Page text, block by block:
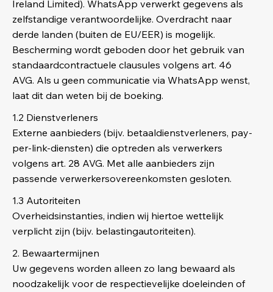
Ireland Limited). WhatsApp verwerkt gegevens als
zelfstandige verantwoordelijke. Overdracht naar
derde landen (buiten de EU/EER) is mogelijk.
Bescherming wordt geboden door het gebruik van
standaardcontractuele clausules volgens art. 46
AVG. Als u geen communicatie via WhatsApp wenst,
laat dit dan weten bij de boeking.
1.2 Dienstverleners
Externe aanbieders (bijv. betaaldienstverleners, pay-
per-link-diensten) die optreden als verwerkers
volgens art. 28 AVG. Met alle aanbieders zijn
passende verwerkersovereenkomsten gesloten.
1.3 Autoriteiten
Overheidsinstanties, indien wij hiertoe wettelijk
verplicht zijn (bijv. belastingautoriteiten).
2. Bewaartermijnen
Uw gegevens worden alleen zo lang bewaard als
noodzakelijk voor de respectievelijke doeleinden of